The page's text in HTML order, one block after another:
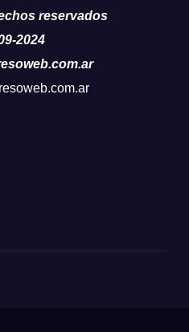
reservados
2024